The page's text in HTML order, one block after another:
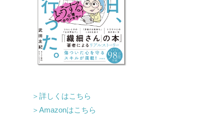
＞詳しくはこちら
＞Amazonはこちら